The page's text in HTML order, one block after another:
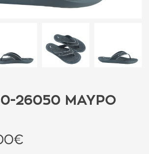
26050 ΜΑΥΡΟ